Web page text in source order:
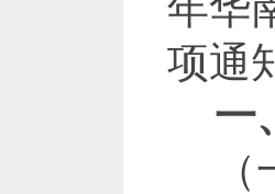
项通
一